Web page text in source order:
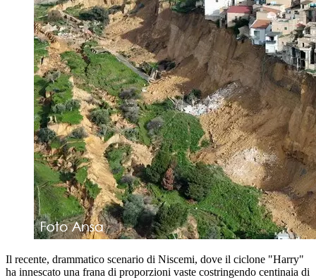
Il recente, drammatico scenario di Niscemi, dove il ciclone "Harry"
ha innescato una frana di proporzioni vaste costringendo centinaia di